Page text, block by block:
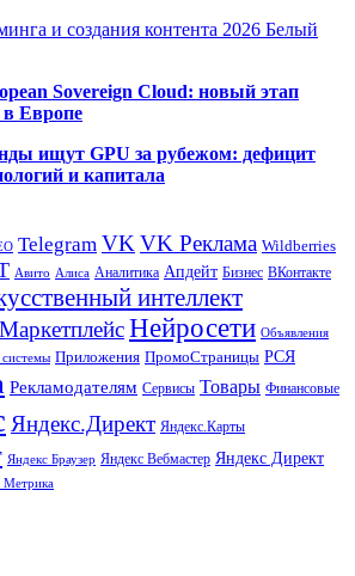
и создания контента 2026 Белый
Sovereign Cloud: новый этап
в Европе
ищут GPU за рубежом: дефицит
и капитала
Telegram VK VK Реклама Wildberries
Авито Алиса Аналитика Апдейт Бизнес ВКонтакте
интеллект
МаркетплейсНейросети Объявления
Приложения ПромоСтраницы РСЯ
Рекламодателям Сервисы Товары Финансовые
Яндекс.Директ Яндекс.Карты
Яндекс Браузер Яндекс Вебмастер Яндекс Директ
Метрика